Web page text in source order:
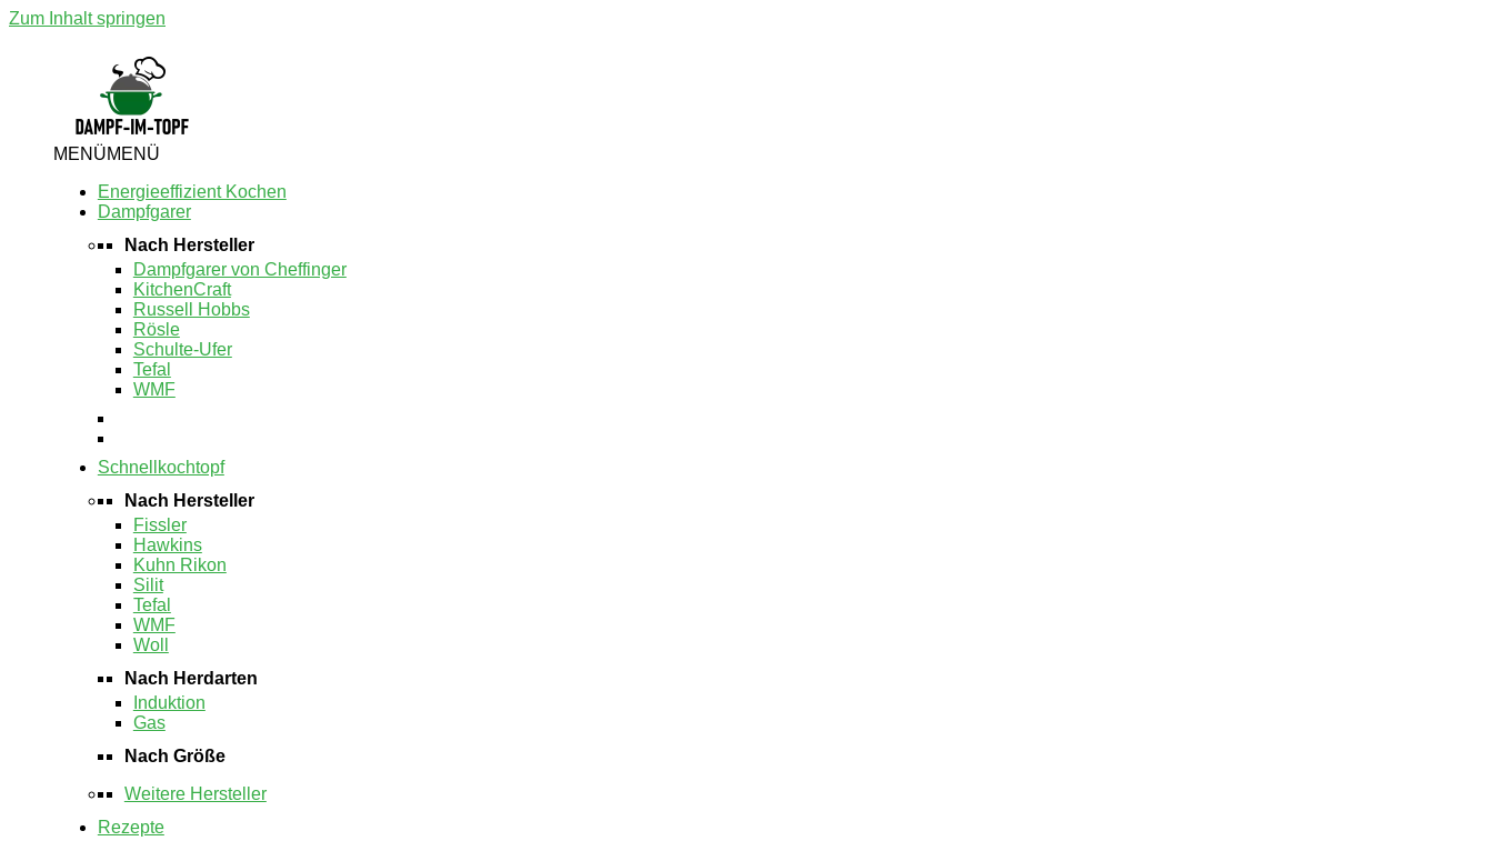
Zum Inhalt springen
MENÜMENÜ
Energieeffizient Kochen
Dampfgarer
Nach Hersteller
Dampfgarer von Cheffinger
KitchenCraft
Russell Hobbs
Rösle
Schulte-Ufer
Tefal
WMF
Schnellkochtopf
Nach Hersteller
Fissler
Hawkins
Kuhn Rikon
Silit
Tefal
WMF
Woll
Nach Herdarten
Induktion
Gas
Nach Größe
Weitere Hersteller
Rezepte